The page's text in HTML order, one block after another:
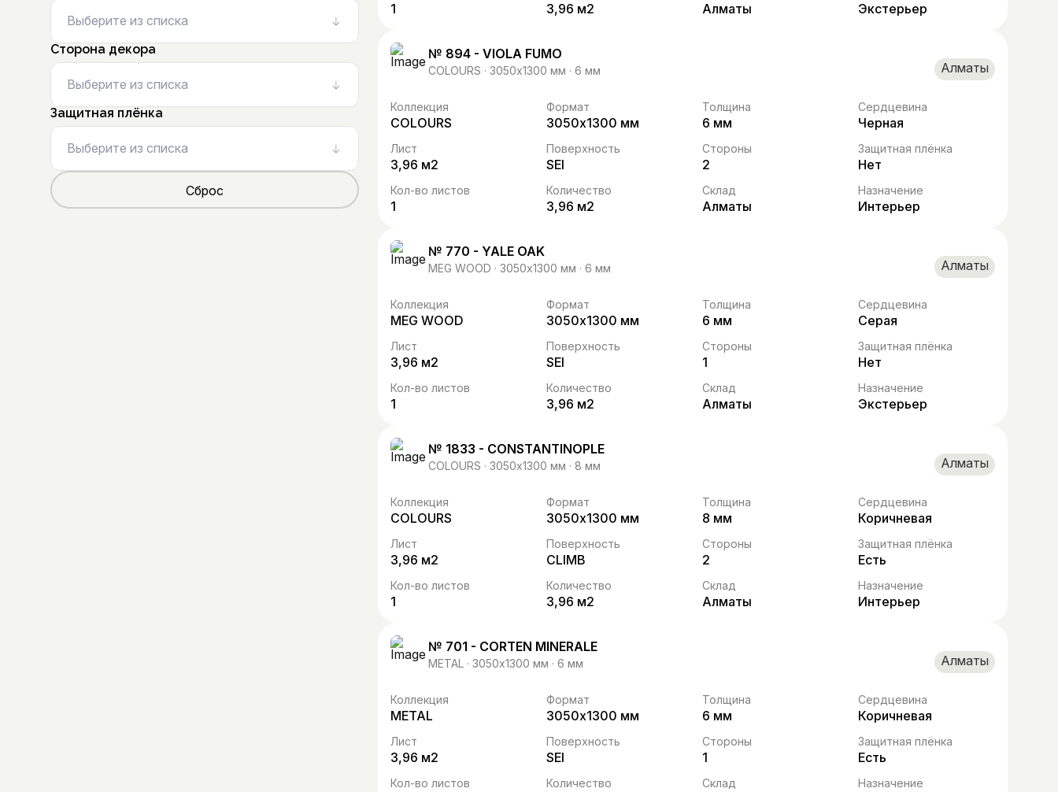
Выберите из списка
Сторона декора
Выберите из списка
Защитная плёнка
Выберите из списка
Сброс
1 3,96 м2 Алматы Экстерьер
№ 894 - VIOLA FUMO
COLOURS · 3050х1300 мм · 6 мм Алматы
Коллекция
COLOURS
Формат
3050х1300 мм
Толщина
6 мм
Сердцевина
Черная
Лист
3,96 м2
Поверхность
SEI
Стороны
2
Защитная плёнка
Нет
Кол-во листов
1
Количество
3,96 м2
Склад
Алматы
Назначение
Интерьер
№ 770 - YALE OAK
MEG WOOD · 3050х1300 мм · 6 мм Алматы
Коллекция
MEG WOOD
Формат
3050х1300 мм
Толщина
6 мм
Сердцевина
Серая
Лист
3,96 м2
Поверхность
SEI
Стороны
1
Защитная плёнка
Нет
Кол-во листов
1
Количество
3,96 м2
Склад
Алматы
Назначение
Экстерьер
№ 1833 - CONSTANTINOPLE
COLOURS · 3050х1300 мм · 8 мм Алматы
Коллекция
COLOURS
Формат
3050х1300 мм
Толщина
8 мм
Сердцевина
Коричневая
Лист
3,96 м2
Поверхность
CLIMB
Стороны
2
Защитная плёнка
Есть
Кол-во листов
1
Количество
3,96 м2
Склад
Алматы
Назначение
Интерьер
№ 701 - CORTEN MINERALE
METAL · 3050х1300 мм · 6 мм Алматы
Коллекция
METAL
Формат
3050х1300 мм
Толщина
6 мм
Сердцевина
Коричневая
Лист
3,96 м2
Поверхность
SEI
Стороны
1
Защитная плёнка
Есть
Кол-во листов Количество Склад Назначение